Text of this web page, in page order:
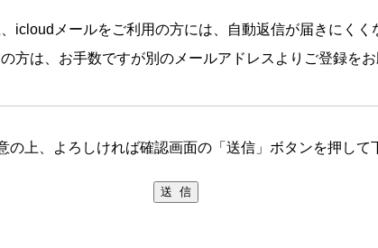
icloudメールをご利用の方には、自動返信が届きにくく
方は、お手数ですが別のメールアドレスよりご登録をお
の上、よろしければ確認画面の「送信」ボタンを押して